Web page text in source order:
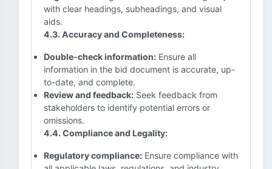
with clear headings, subheadings, and visual
aids.
4.3. Accuracy and Completeness:
Double-check information: Ensure all
information in the bid document is accurate, up-
to-date, and complete.
Review and feedback: Seek feedback from
stakeholders to identify potential errors or
omissions.
4.4. Compliance and Legality:
Regulatory compliance: Ensure compliance with